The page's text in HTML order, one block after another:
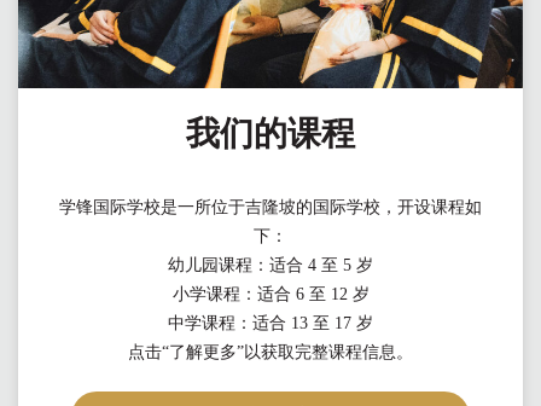
我们的课程
学锋国际学校是一所位于吉隆坡的国际学校，开设课程如
下：
幼儿园课程：适合 4 至 5 岁
小学课程：适合 6 至 12 岁
中学课程：适合 13 至 17 岁
点击“了解更多”以获取完整课程信息。